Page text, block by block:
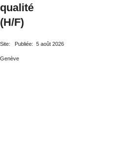
qualité
(H/F)
Site:
Genève
Publiée: 5 août 2026